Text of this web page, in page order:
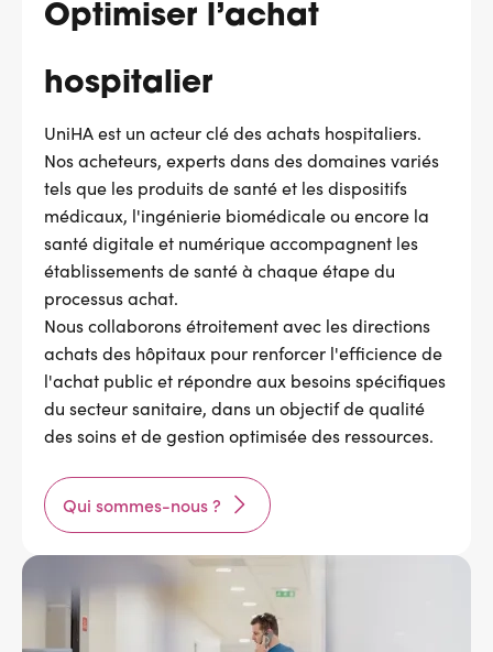
Optimiser l’achat
hospitalier
UniHA est un acteur clé des achats hospitaliers.
Nos acheteurs, experts dans des domaines variés
tels que les produits de santé et les dispositifs
médicaux, l'ingénierie biomédicale ou encore la
santé digitale et numérique accompagnent les
établissements de santé à chaque étape du
processus achat.
Nous collaborons étroitement avec les directions
achats des hôpitaux pour renforcer l'efficience de
l'achat public et répondre aux besoins spécifiques
du secteur sanitaire, dans un objectif de qualité
des soins et de gestion optimisée des ressources.
Qui sommes-nous ?